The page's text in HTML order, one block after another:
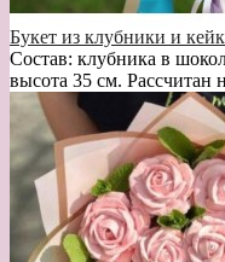
Букет из клубники и
Состав: клубника в
высота 35 см. Рассчитан